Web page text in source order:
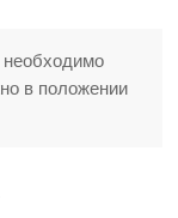
в положении